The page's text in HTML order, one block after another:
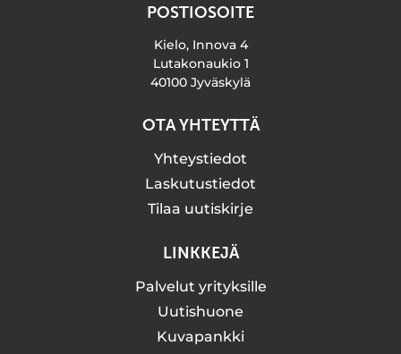
POSTIOSOITE
Kielo, Innova 4
Lutakonaukio 1
40100 Jyväskylä
OTA YHTEYTTÄ
Yhteystiedot
Laskutustiedot
Tilaa uutiskirje
LINKKEJÄ
Palvelut yrityksille
Uutishuone
Kuvapankki